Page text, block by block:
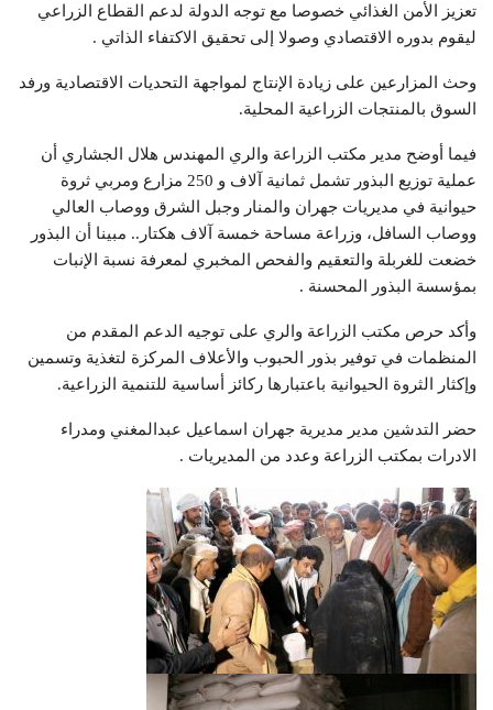
تعزيز الأمن الغذائي خصوصا مع توجه الدولة لدعم القطاع الزراعي
ليقوم بدوره الاقتصادي وصولا إلى تحقيق الاكتفاء الذاتي .
وحث المزارعين على زيادة الإنتاج لمواجهة التحديات الاقتصادية ورفد
السوق بالمنتجات الزراعية المحلية.
فيما أوضح مدير مكتب الزراعة والري المهندس هلال الجشاري أن
عملية توزيع البذور تشمل ثمانية آلاف و 250 مزارع ومربي ثروة
حيوانية في مديريات جهران والمنار وجبل الشرق ووصاب العالي
ووصاب السافل، وزراعة مساحة خمسة آلاف هكتار.. مبينا أن البذور
خضعت للغربلة والتعقيم والفحص المخبري لمعرفة نسبة الإنبات
بمؤسسة البذور المحسنة .
وأكد حرص مكتب الزراعة والري على توجيه الدعم المقدم من
المنظمات في توفير بذور الحبوب والأعلاف المركزة لتغذية وتسمين
وإكثار الثروة الحيوانية باعتبارها ركائز أساسية للتنمية الزراعية.
حضر التدشين مدير مديرية جهران اسماعيل عبدالمغني ومدراء
الادرات بمكتب الزراعة وعدد من المديريات .